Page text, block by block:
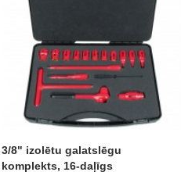
3/8" izolētu galatslēgu
komplekts, 16-daļīgs